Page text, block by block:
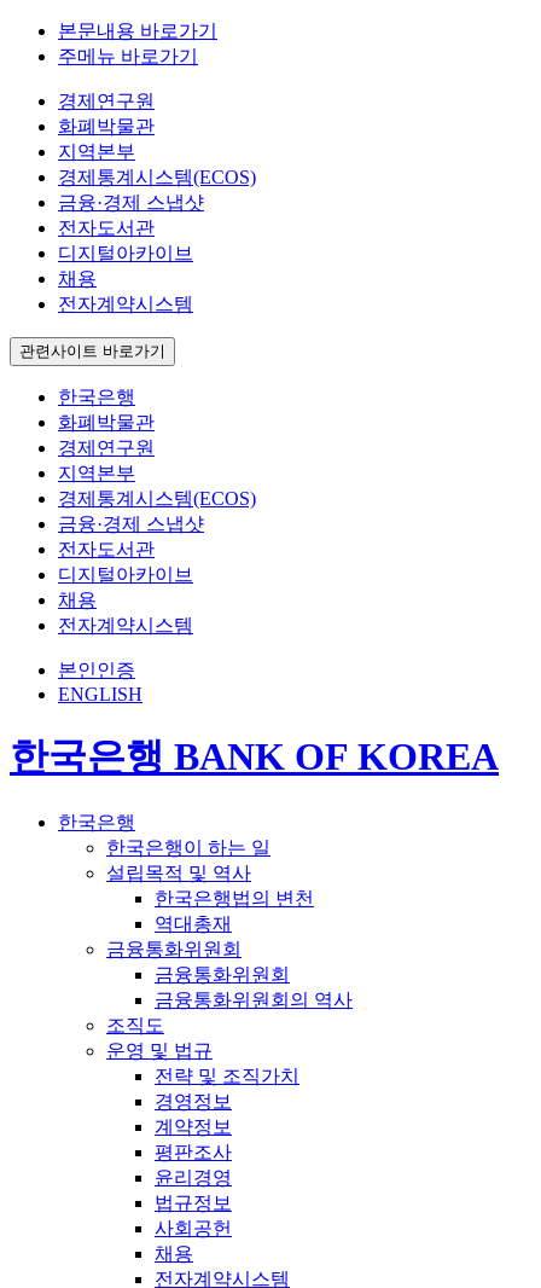
본문내용 바로가기
주메뉴 바로가기
경제연구원
화폐박물관
지역본부
경제통계시스템(ECOS)
금융·경제 스냅샷
전자도서관
디지털아카이브
채용
전자계약시스템
관련사이트 바로가기
한국은행
화폐박물관
경제연구원
지역본부
경제통계시스템(ECOS)
금융·경제 스냅샷
전자도서관
디지털아카이브
채용
전자계약시스템
본인인증
ENGLISH
한국은행 BANK OF KOREA
한국은행
한국은행이 하는 일
설립목적 및 역사
한국은행법의 변천
역대총재
금융통화위원회
금융통화위원회
금융통화위원회의 역사
조직도
운영 및 법규
전략 및 조직가치
경영정보
계약정보
평판조사
윤리경영
법규정보
사회공헌
채용
전자계약시스템